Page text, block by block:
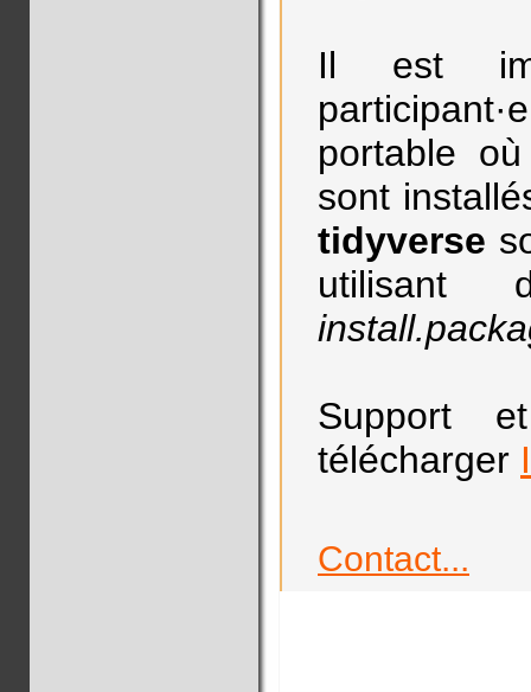
Il est
portable
sont
tidyverse
utilisant
Support
télécharger
Contact...